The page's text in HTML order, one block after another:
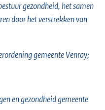
gezondheid, het samen
door het verstrekken van
gemeente Venray;
en gezondheid gemeente